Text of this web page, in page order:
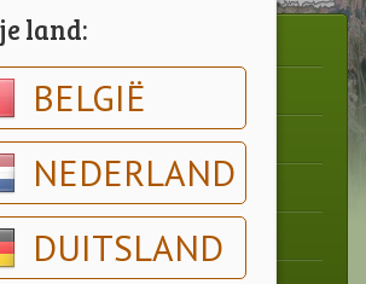
land:
BELGIË
NEDERLAND
DUITSLAND